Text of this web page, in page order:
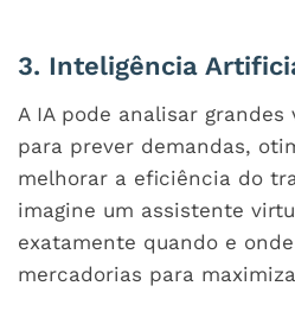
3. Inteligência
A IA pode analisar grandes
para prever demandas,
melhorar a eficiência do
imagine um assistente
exatamente quando e
mercadorias para